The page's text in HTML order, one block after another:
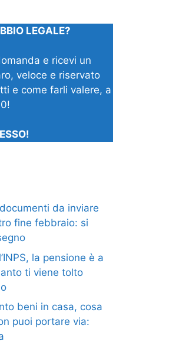
LEGALE?
e ricevi un
veloce e riservato
e come farli valere, a
da inviare
fine febbraio: si
la pensione è a
ti viene tolto
beni in casa, cosa
puoi portare via: